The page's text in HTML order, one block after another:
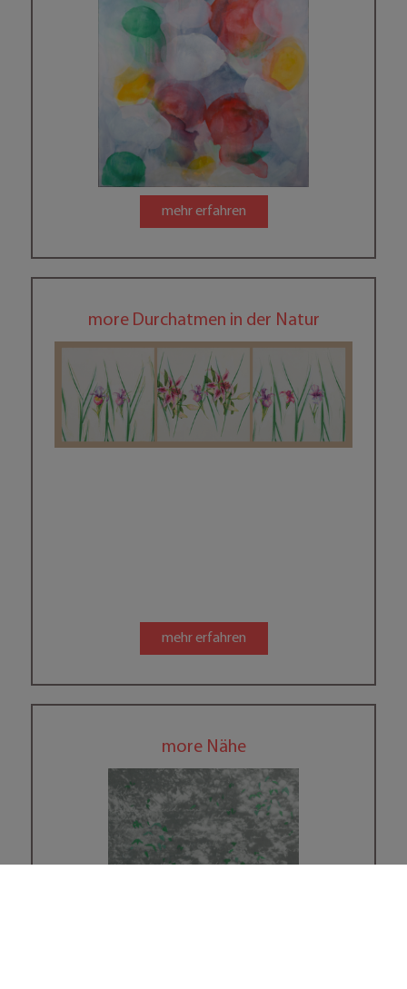
mehr erfahren
more Durchatmen in der Natur
mehr erfahren
more Nähe